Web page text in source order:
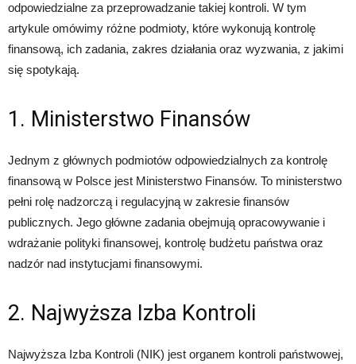
odpowiedzialne za przeprowadzanie takiej kontroli. W tym
artykule omówimy różne podmioty, które wykonują kontrolę
finansową, ich zadania, zakres działania oraz wyzwania, z jakimi
się spotykają.
1. Ministerstwo Finansów
Jednym z głównych podmiotów odpowiedzialnych za kontrolę
finansową w Polsce jest Ministerstwo Finansów. To ministerstwo
pełni rolę nadzorczą i regulacyjną w zakresie finansów
publicznych. Jego główne zadania obejmują opracowywanie i
wdrażanie polityki finansowej, kontrolę budżetu państwa oraz
nadzór nad instytucjami finansowymi.
2. Najwyższa Izba Kontroli
Najwyższa Izba Kontroli (NIK) jest organem kontroli państwowej,